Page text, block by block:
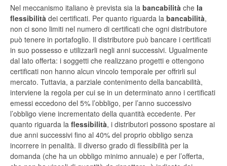
Nel meccanismo italiano è prevista sia la bancabilità che la
flessibilità dei certificati. Per quanto riguarda la bancabilità,
non ci sono limiti nel numero di certificati che ogni distributore
può tenere in portafoglio. Il distributore può bancare i certificati
in suo possesso e utilizzarli negli anni successivi. Ugualmente
dal lato offerta: i soggetti che realizzano progetti e ottengono
certificati non hanno alcun vincolo temporale per offrirli sul
mercato. Tuttavia, a parziale contenimento della bancabilità,
interviene la regola per cui se in un determinato anno i certificati
emessi eccedono del 5% l’obbligo, per l’anno successivo
l’obbligo viene incrementato della quantità eccedente. Per
quanto riguarda la flessibilità, i distributori possono spostare ai
due anni successivi fino al 40% del proprio obbligo senza
incorrere in penalità. Il diverso grado di flessibilità per la
domanda (che ha un obbligo minimo annuale) e per l’offerta,